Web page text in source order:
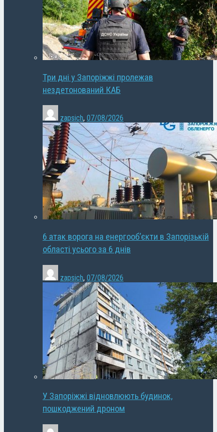
Три дні у Запоріжжі пролежав
нездетонований КАБ
zapsich, 07/08/2026
6 атак ворога на енергооб’єкти в Запорізькій
області усього за 6 днів
zapsich, 07/08/2026
У Запоріжжі відновлюють будинок,
пошкоджений дроном